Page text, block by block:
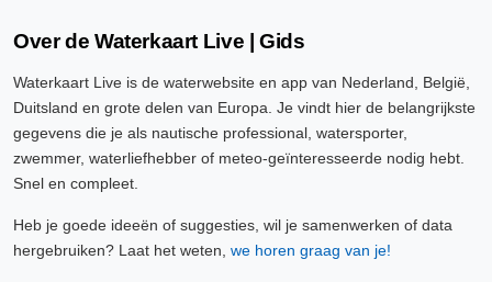
Over de Waterkaart Live | Gids
Waterkaart Live is de waterwebsite en app van Nederland, België,
Duitsland en grote delen van Europa. Je vindt hier de belangrijkste
gegevens die je als nautische professional, watersporter,
zwemmer, waterliefhebber of meteo-geïnteresseerde nodig hebt.
Snel en compleet.
Heb je goede ideeën of suggesties, wil je samenwerken of data
hergebruiken? Laat het weten, we horen graag van je!